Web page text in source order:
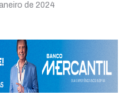
de 2024